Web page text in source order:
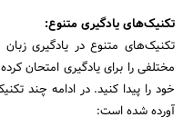
تکنیک‌های یادگیری متنوع:
تکنیک‌های متنوع در یادگیری
مختلفی را برای یادگیری امتحان
خود را پیدا کنید. در ادامه چند
آورده شده است: